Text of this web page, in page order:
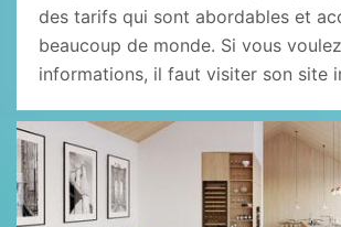
des tarifs qui sont abordables et
beaucoup de monde. Si vous
informations, il faut visiter son site